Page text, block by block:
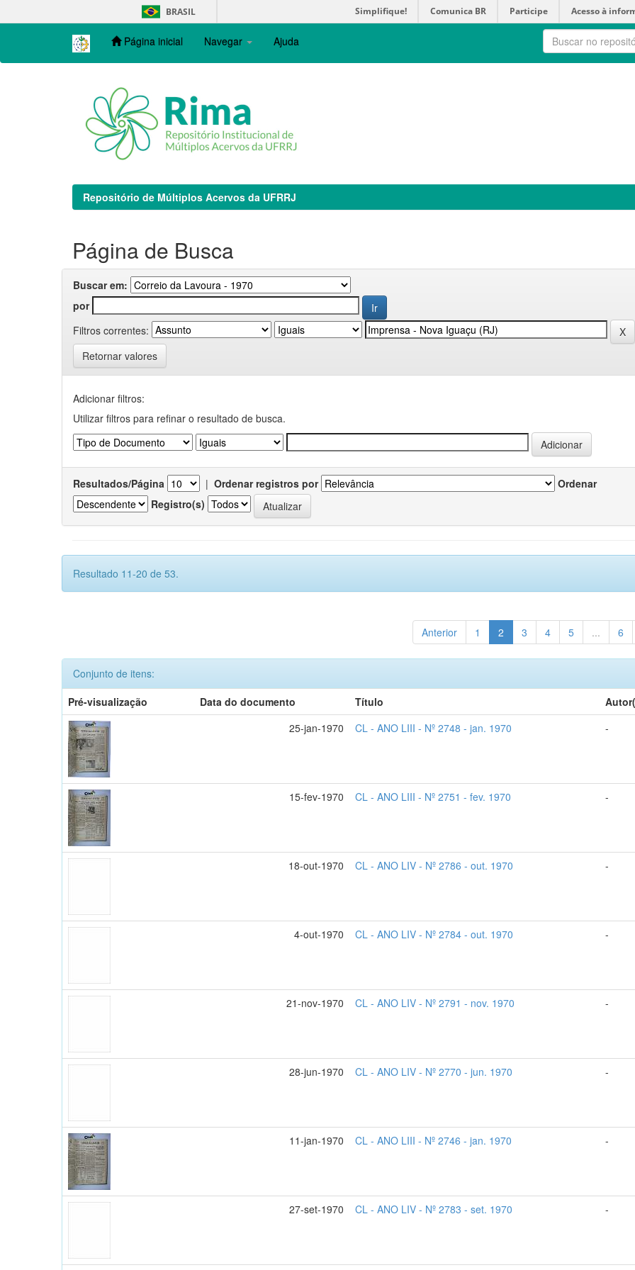
navigation
BRASIL Simplifique! Comunica BR Participe Acesso à
Página inicial Navegar Ajuda
Repositório de Múltiplos Acervos da UFRRJ
Página de Busca
Buscar em:
por
Filtros correntes:
Retornar valores
Adicionar filtros:
Utilizar filtros para refinar o resultado de busca.
Resultados/Página | Ordenar registros por
Ordenar
Registro(s)
Resultado 11-20 de 53.
Anterior 1 2 3 4 5 ... 6
Conjunto de itens:
Pré-visualização
Data do documento Título
25-jan-1970
CL - ANO LIII - Nº 2748 - jan. 1970 -
15-fev-1970 CL - ANO LIII - Nº 2751 - fev. 1970 -
18-out-1970 CL - ANO LIV - Nº 2786 - out. 1970 -
4-out-1970 CL - ANO LIV - Nº 2784 - out. 1970 -
21-nov-1970 CL - ANO LIV - Nº 2791 - nov. 1970 -
28-jun-1970 CL - ANO LIV - Nº 2770 - jun. 1970 -
11-jan-1970 CL - ANO LIII - Nº 2746 - jan. 1970 -
27-set-1970 CL - ANO LIV - Nº 2783 - set. 1970 -